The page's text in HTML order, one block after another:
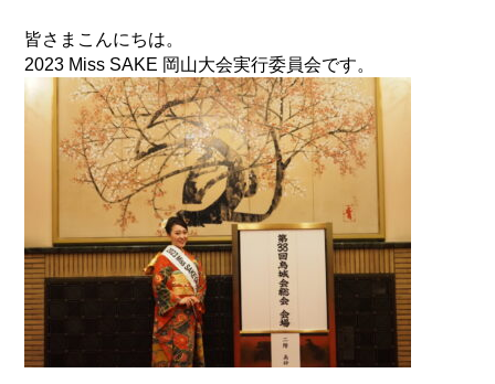
皆さまこんにちは。
2023 Miss SAKE 岡山大会実行委員会です。